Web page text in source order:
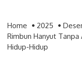
Home 2025
Rimbun Hanyut
Hidup-Hidup